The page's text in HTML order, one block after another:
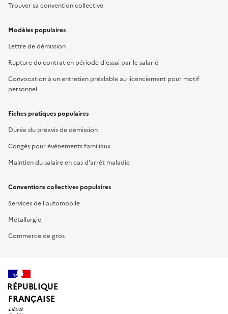
Trouver sa convention collective
Modèles populaires
Lettre de démission
Rupture du contrat en période d'essai par le salarié
Convocation à un entretien préalable au licenciement pour motif
personnel
Fiches pratiques populaires
Durée du préavis de démission
Congés pour événements familiaux
Maintien du salaire en cas d'arrêt maladie
Conventions collectives populaires
Services de l'automobile
Métallurgie
Commerce de gros
RÉPUBLIQUE
FRANÇAISE